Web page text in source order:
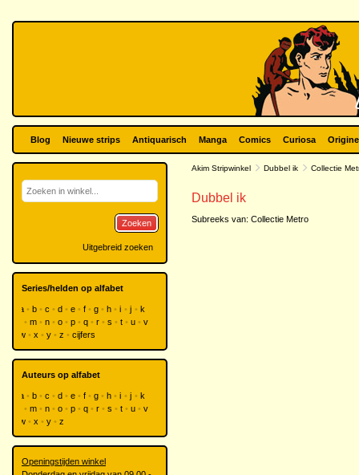
Blog Nieuwe strips Antiquarisch Manga Comics Curiosa
Akim Stripwinkel Dubbel ik Collectie
Dubbel ik
Subreeks van: Collectie Metro
Zoeken
Uitgebreid zoeken
Series/helden op alfabet
a b c d e f g h i j
k
m n o p q r s t u
v
w
x y z cijfers
Auteurs op alfabet
a b c d e f g h i j
k
m n o p q r s t u
v
w
x y z
Openingstijden winkel